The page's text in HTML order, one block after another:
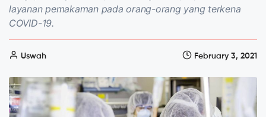
layanan pemakaman pada orang-orang yang terkena
COVID-19.
Uswah February 3, 2021